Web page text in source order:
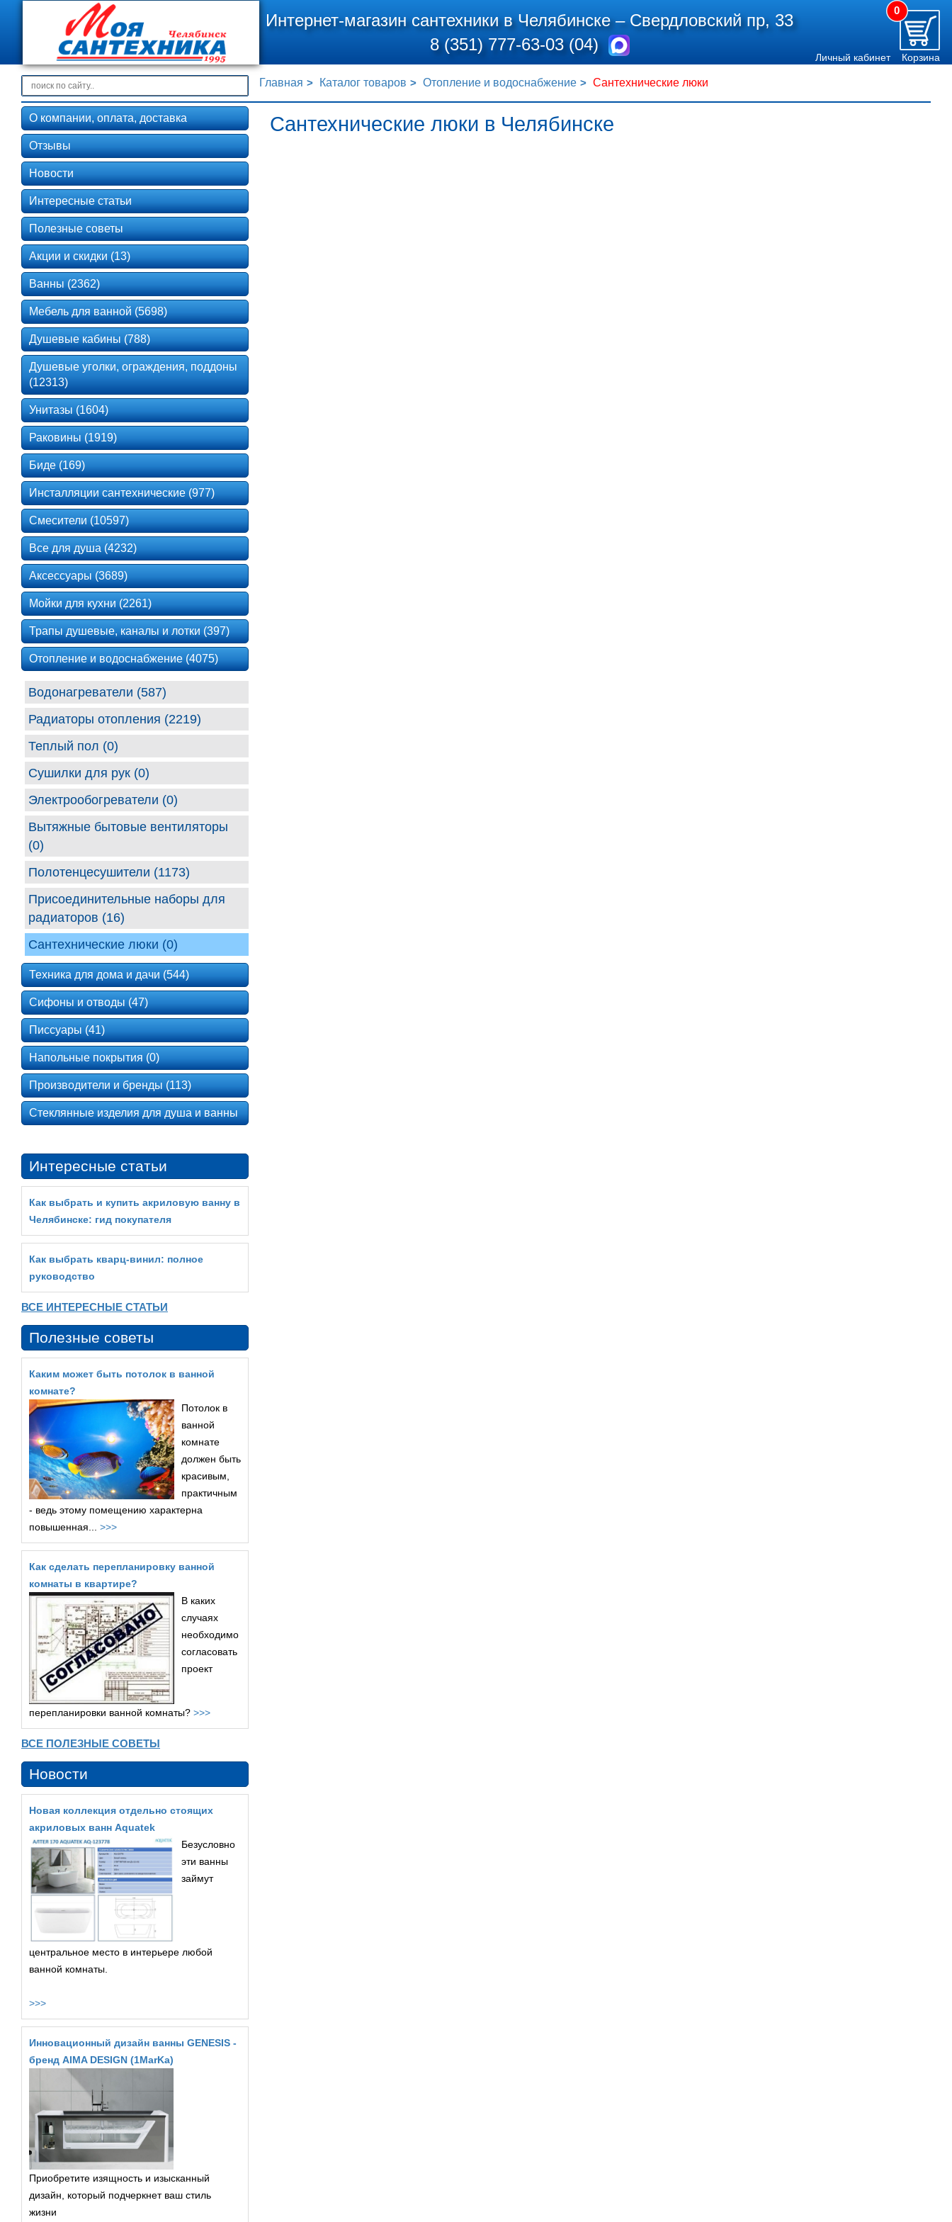
Интернет-магазин сантехники в Челябинске –Свердловский пр, 33
8 (351) 777-63-03 (04)
0
Личный кабинет Корзина
Главная Каталог товаров Отопление и водоснабжение Сантехнические люки
Сантехнические люки в Челябинске
О компании, оплата, доставка
Отзывы
Новости
Интересные статьи
Полезные советы
Акции и скидки (13)
Ванны (2362)
Мебель для ванной (5698)
Душевые кабины (788)
Душевые уголки, ограждения, поддоны
(12313)
Унитазы (1604)
Раковины (1919)
Биде (169)
Инсталляции сантехнические (977)
Смесители (10597)
Все для душа (4232)
Аксессуары (3689)
Мойки для кухни (2261)
Трапы душевые, каналы и лотки (397)
Отопление и водоснабжение (4075)
Водонагреватели (587)
Радиаторы отопления (2219)
Теплый пол (0)
Сушилки для рук (0)
Электрообогреватели (0)
Вытяжные бытовые вентиляторы
(0)
Полотенцесушители (1173)
Присоединительные наборы для
радиаторов (16)
Сантехнические люки (0)
Техника для дома и дачи (544)
Сифоны и отводы (47)
Писсуары (41)
Напольные покрытия (0)
Производители и бренды (113)
Стеклянные изделия для душа и ванны
Интересные статьи
Как выбрать и купить акриловую ванну в
Челябинске: гид покупателя
Как выбрать кварц‑винил: полное
руководство
ВСЕ ИНТЕРЕСНЫЕ СТАТЬИ
Полезные советы
Каким может быть потолок в ванной
комнате?
Потолок в
ванной
комнате
должен быть
красивым,
практичным
- ведь этому помещению характерна
повышенная... >>>
Как сделать перепланировку ванной
комнаты в квартире?
В каких
случаях
необходимо
согласовать
проект
перепланировки ванной комнаты? >>>
ВСЕ ПОЛЕЗНЫЕ СОВЕТЫ
Новости
Новая коллекция отдельно стоящих
акриловых ванн Aquatek
Безусловно
эти ванны
займут
центральное место в интерьере любой
ванной комнаты.
>>>
Инновационный дизайн ванны GENESIS -
бренд AIMA DESIGN (1MarKa)
Приобретите изящность и изысканный
дизайн, который подчеркнет ваш стиль
жизни